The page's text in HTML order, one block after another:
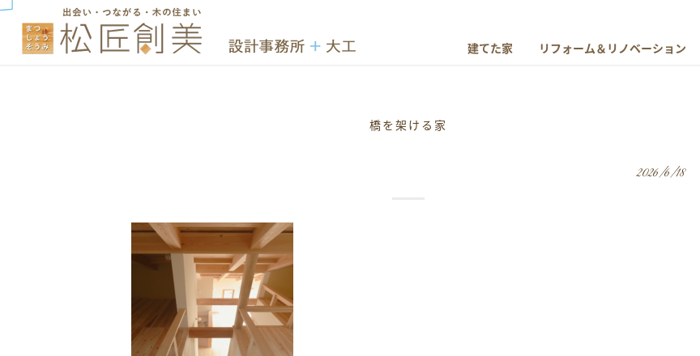
建てた家 リフォーム＆リノベーション
橋を架ける家
2026/6/18